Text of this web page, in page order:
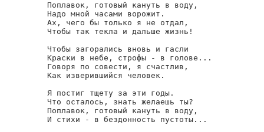
Поплавок, готовый кануть в воду,
Надо мной часами ворожит.
Ах, чего бы только я не отдал,
Чтобы так текла и дальше жизнь!
Чтобы загорались вновь и гасли
Краски в небе, строфы - в голове...
Говоря по совести, я счастлив,
Как изверившийся человек.
Я постиг тщету за эти годы.
Что осталось, знать желаешь ты?
Поплавок, готовый кануть в воду,
И стихи - в бездонность пустоты...